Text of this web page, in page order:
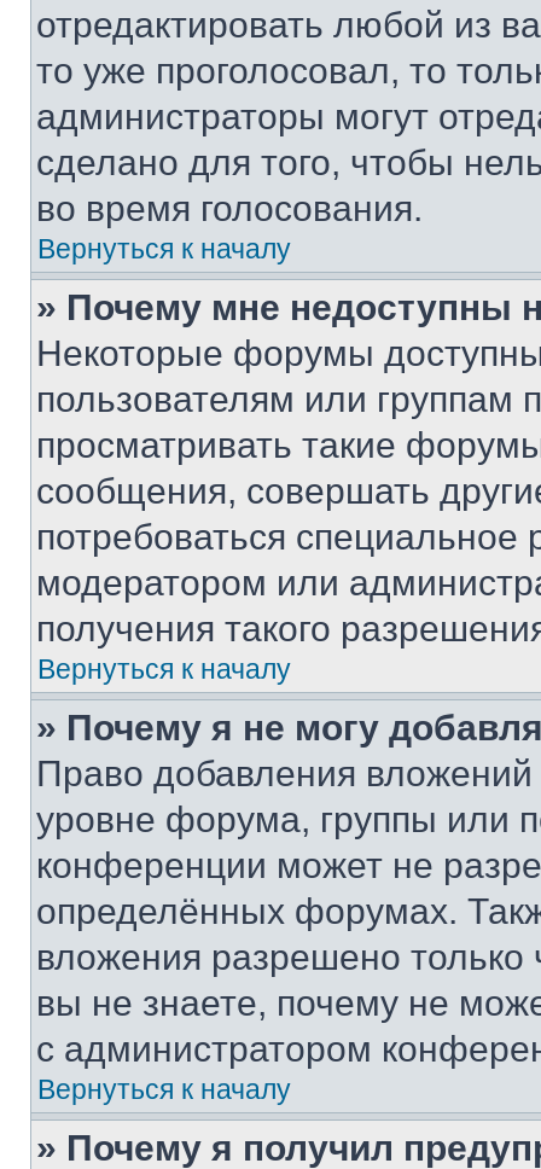
отредактировать любой из
то уже проголосовал, то
администраторы могут
сделано для того, чтобы
во время голосования.
Вернуться к началу
» Почему мне недоступны
Некоторые форумы
пользователям или группам
просматривать такие
сообщения, совершать
потребоваться
модератором или
получения такого
Вернуться к началу
» Почему я не могу
Право добавления
уровне форума, группы или
конференции может не
определённых форумах.
вложения разрешено
вы не знаете, почему не
с администратором
Вернуться к началу
» Почему я получил